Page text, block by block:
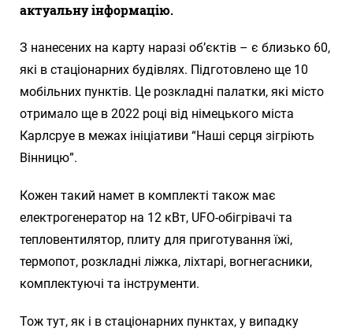
актуальну інформацію.
З нанесених на карту наразі об’єктів – є близько 60,
які в стаціонарних будівлях. Підготовлено ще 10
мобільних пунктів. Це розкладні палатки, які місто
отримало ще в 2022 році від німецького міста
Карлсруе в межах ініціативи “Наші серця зігріють
Вінницю”.
Кожен такий намет в комплекті також має
електрогенератор на 12 кВт, UFO-обігрівачі та
тепловентилятор, плиту для приготування їжі,
термопот, розкладні ліжка, ліхтарі, вогнегасники,
комплектуючі та інструменти.
Тож тут, як і в стаціонарних пунктах, у випадку